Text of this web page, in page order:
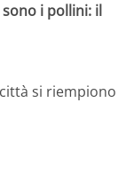
i pollini: il
si riempiono